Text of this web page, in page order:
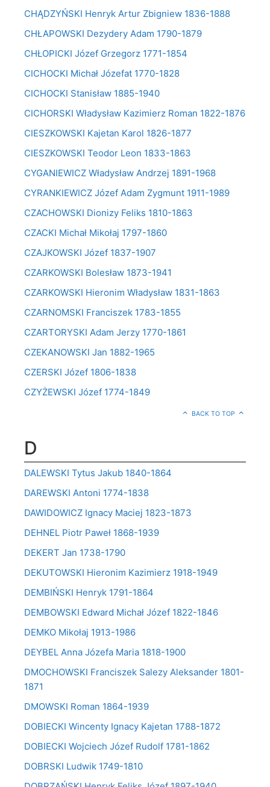
CHĄDZYŃSKI Henryk Artur Zbigniew 1836-1888
CHŁAPOWSKI Dezydery Adam 1790-1879
CHŁOPICKI Józef Grzegorz 1771-1854
CICHOCKI Michał Józefat 1770-1828
CICHOCKI Stanisław 1885-1940
CICHORSKI Władysław Kazimierz Roman 1822-1876
CIESZKOWSKI Kajetan Karol 1826-1877
CIESZKOWSKI Teodor Leon 1833-1863
CYGANIEWICZ Władysław Andrzej 1891-1968
CYRANKIEWICZ Józef Adam Zygmunt 1911-1989
CZACHOWSKI Dionizy Feliks 1810-1863
CZACKI Michał Mikołaj 1797-1860
CZAJKOWSKI Józef 1837-1907
CZARKOWSKI Bolesław 1873-1941
CZARKOWSKI Hieronim Władysław 1831-1863
CZARNOMSKI Franciszek 1783-1855
CZARTORYSKI Adam Jerzy 1770-1861
CZEKANOWSKI Jan 1882-1965
CZERSKI Józef 1806-1838
CZYŻEWSKI Józef 1774-1849
BACK TO TOP
D
DALEWSKI Tytus Jakub 1840-1864
DAREWSKI Antoni 1774-1838
DAWIDOWICZ Ignacy Maciej 1823-1873
DEHNEL Piotr Paweł 1868-1939
DEKERT Jan 1738-1790
DEKUTOWSKI Hieronim Kazimierz 1918-1949
DEMBIŃSKI Henryk 1791-1864
DEMBOWSKI Edward Michał Józef 1822-1846
DEMKO Mikołaj 1913-1986
DEYBEL Anna Józefa Maria 1818-1900
DMOCHOWSKI Franciszek Salezy Aleksander 1801-
1871
DMOWSKI Roman 1864-1939
DOBIECKI Wincenty Ignacy Kajetan 1788-1872
DOBIECKI Wojciech Józef Rudolf 1781-1862
DOBRSKI Ludwik 1749-1810